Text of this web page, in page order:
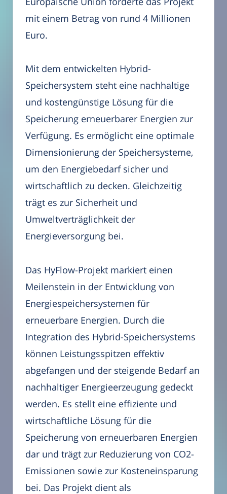
mit einem Betrag von rund 4 Millionen
Euro.
Mit dem entwickelten Hybrid-
Speichersystem steht eine nachhaltige
und kostengünstige Lösung für die
Speicherung erneuerbarer Energien zur
Verfügung. Es ermöglicht eine optimale
Dimensionierung der Speichersysteme,
um den Energiebedarf sicher und
wirtschaftlich zu decken. Gleichzeitig
trägt es zur Sicherheit und
Umweltverträglichkeit der
Energieversorgung bei.
Das HyFlow-Projekt markiert einen
Meilenstein in der Entwicklung von
Energiespeichersystemen für
erneuerbare Energien. Durch die
Integration des Hybrid-Speichersystems
können Leistungsspitzen effektiv
abgefangen und der steigende Bedarf an
nachhaltiger Energieerzeugung gedeckt
werden. Es stellt eine effiziente und
wirtschaftliche Lösung für die
Speicherung von erneuerbaren Energien
dar und trägt zur Reduzierung von CO2-
Emissionen sowie zur Kosteneinsparung
bei. Das Projekt dient als